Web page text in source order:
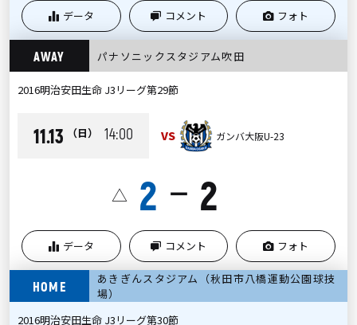
データ コメント フォト
AWAY パナソニックスタジアム吹田
2016明治安田生命 J3リーグ第29節
11.13 （日） 14:00 VS ガンバ大阪U-23
△ 2 ー 2
データ コメント フォト
HOME
あきぎんスタジアム（秋田市八橋運動公園球技
場）
2016明治安田生命 J3リーグ第30節